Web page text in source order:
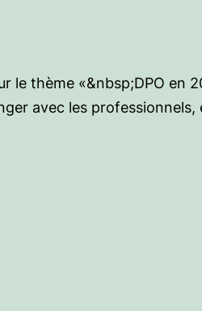
le thème «&nbsp;DPO en
avec les